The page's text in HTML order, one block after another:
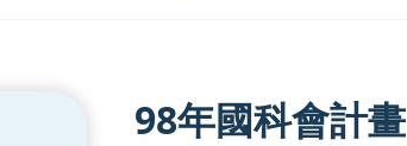
98年國科會計畫